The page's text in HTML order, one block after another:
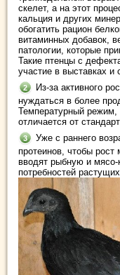
скелет, а на этот
кальция и других
обогатить рацион
витаминных добавок,
патологии, которые
Такие птенцы с
участие в выставках и
Из-за активного
нуждаться в более
Температурный режим,
отличается от
Уже с раннего
протеинов, чтобы
вводят рыбную и
потребностей